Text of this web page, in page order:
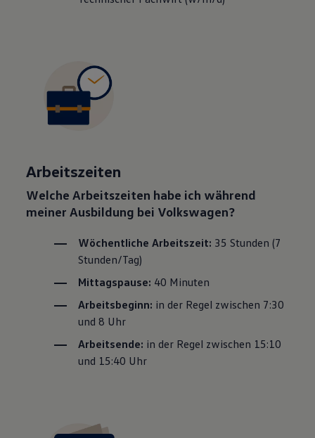
Arbeitszeiten
Welche Arbeitszeiten habe ich während
meiner Ausbildung bei Volkswagen?
Wöchentliche Arbeitszeit: 35 Stunden (7
Stunden/Tag)
Mittagspause: 40 Minuten
Arbeitsbeginn: in der Regel zwischen 7:30
und 8 Uhr
Arbeitsende: in der Regel zwischen 15:10
und 15:40 Uhr